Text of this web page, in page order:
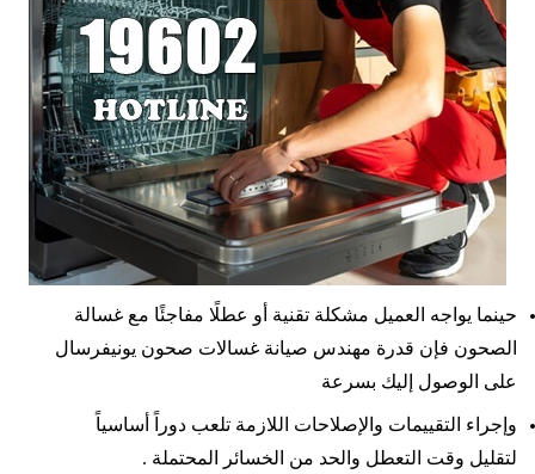
حينما يواجه العميل مشكلة تقنية أو عطلًا مفاجئًا مع غسالة
الصحون فإن قدرة مهندس صيانة غسالات صحون يونيفرسال
على الوصول إليك بسرعة
وإجراء التقييمات والإصلاحات اللازمة تلعب دوراً أساسياً
لتقليل وقت التعطل والحد من الخسائر المحتملة .